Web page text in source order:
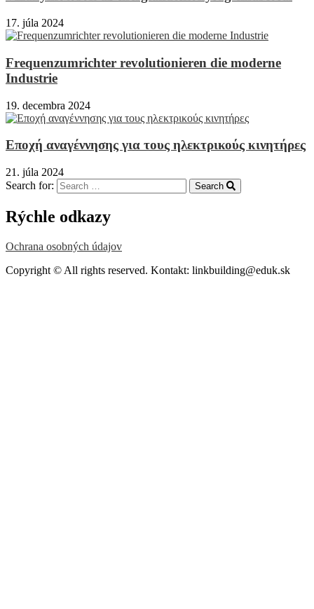
17. júla 2024
Frequenzumrichter revolutionieren die moderne
Industrie
19. decembra 2024
Εποχή αναγέννησης για τους ηλεκτρικούς κινητήρες
21. júla 2024
Search for:
Search
Rýchle odkazy
Ochrana osobných údajov
Copyright © All rights reserved. Kontakt: linkbuilding@eduk.sk